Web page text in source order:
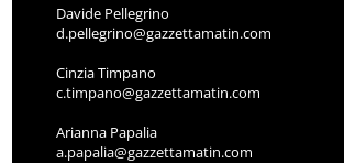
Davide Pellegrino
d.pellegrino@gazzettamatin.com
Cinzia Timpano
c.timpano@gazzettamatin.com
Arianna Papalia
a.papalia@gazzettamatin.com